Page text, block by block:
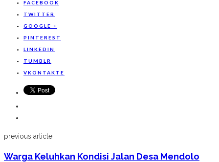
FACEBOOK
TWITTER
GOOGLE +
PINTEREST
LINKEDIN
TUMBLR
VKONTAKTE
previous article
Warga Keluhkan Kondisi Jalan Desa Mendolo